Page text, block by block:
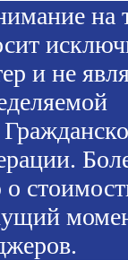
на
и не